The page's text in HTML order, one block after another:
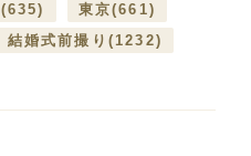
(635) 東京(661)
結婚式前撮り (1232)